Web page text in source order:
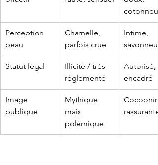
cotonneux
Perception
peau
Charnelle,
parfois crue
Intime,
Statut légal
Illicite / très
réglementé
Autorisé,
encadré
Image
publique
Mythique
mais
polémique
rassurante